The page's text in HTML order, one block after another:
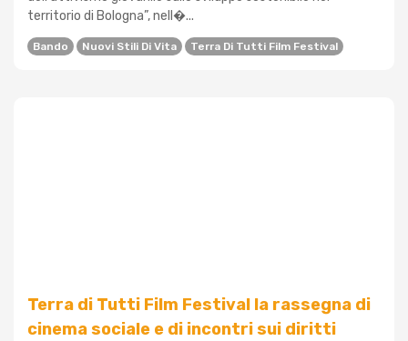
territorio di Bologna”, nell�...
Bando Nuovi Stili Di Vita Terra Di Tutti Film Festival
Terra di Tutti Film Festival la rassegna di
cinema sociale e di incontri sui diritti